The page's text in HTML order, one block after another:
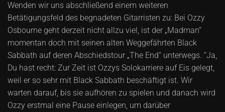
Wenden wir uns abschließend einem weiteren
Betätigungsfeld des begnadeten Gitarristen zu: Bei Ozzy
Osbourne geht derzeit nicht allzu viel, ist der „Madman“
momentan doch mit seinen alten Weggefährten Black
Sabbath auf deren Abschiedstour „The End“ unterwegs. “Ja,
Du hast recht: Zur Zeit ist Ozzys Solokarriere auf Eis gelegt,
weil er so sehr mit Black Sabbath beschäftigt ist. Wir
warten darauf, bis sie aufhören zu spielen und danach wird
Ozzy erstmal eine Pause einlegen, um darüber